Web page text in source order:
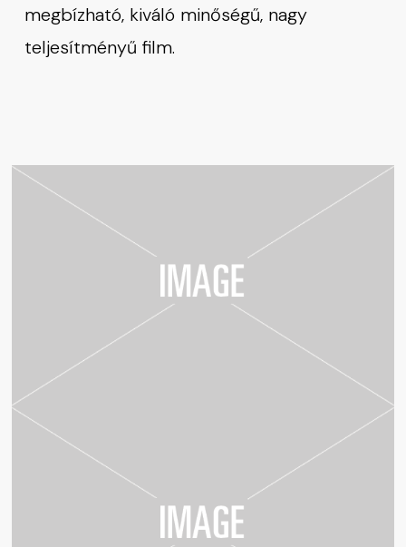
megbízható, kiváló minőségű, nagy
teljesítményű film.